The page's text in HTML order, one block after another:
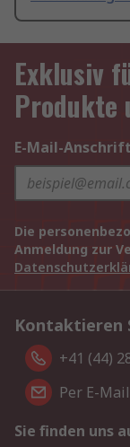
Exklusiv
Produkte
E-Mail-Anschrift
Die
Anmeldung zur
Kontaktieren
+41 (44)
Per E-
Sie finden uns